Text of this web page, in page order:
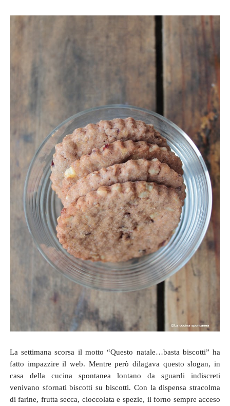
La settimana scorsa il motto “Questo natale…basta biscotti” ha
fatto impazzire il web. Mentre però dilagava questo slogan, in
casa della cucina spontanea lontano da sguardi indiscreti
venivano sfornati biscotti su biscotti. Con la dispensa stracolma
di farine, frutta secca, cioccolata e spezie, il forno sempre acceso